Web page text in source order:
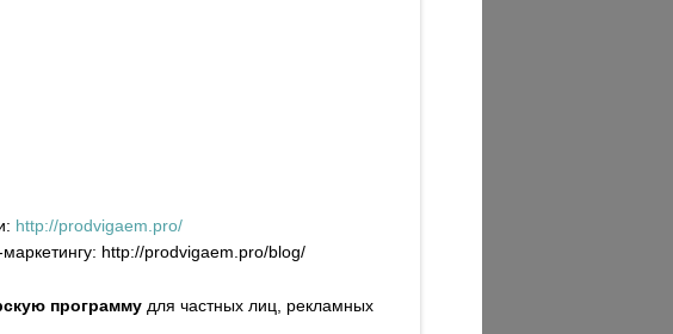
http://prodvigaem.pro/
http://prodvigaem.pro/blog/
программу для частных лиц, рекламных